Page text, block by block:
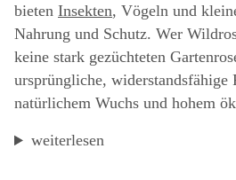
bieten Insekten, Vögeln und
Nahrung und Schutz. Wer
keine stark gezüchteten
ursprüngliche, widerstandsfähige
natürlichem Wuchs und hohem
weiterlesen